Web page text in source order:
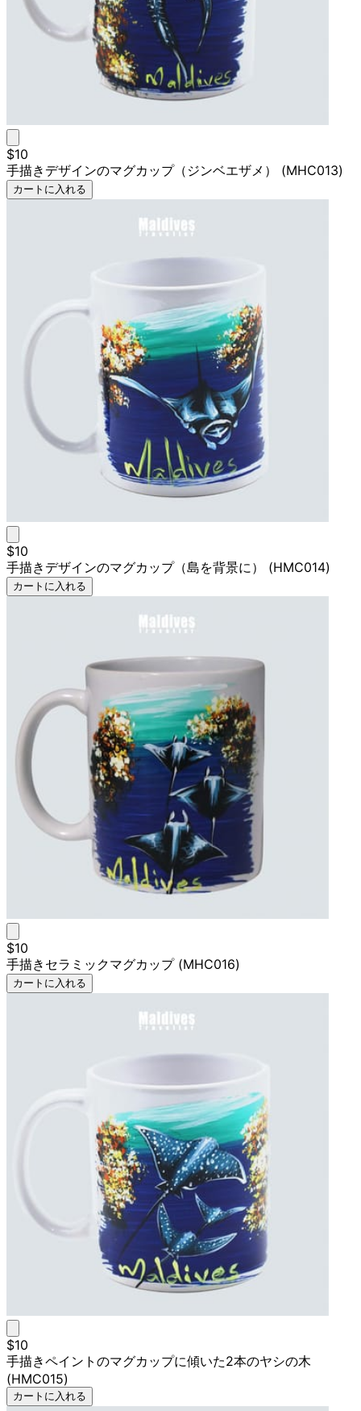
$10
手描きデザインのマグカップ（ジンベエザメ） (MHC013)
カートに入れる
$10
手描きデザインのマグカップ（島を背景に） (HMC014)
カートに入れる
$10
手描きセラミックマグカップ (MHC016)
カートに入れる
$10
手描きペイントのマグカップに傾いた2本のヤシの木
(HMC015)
カートに入れる